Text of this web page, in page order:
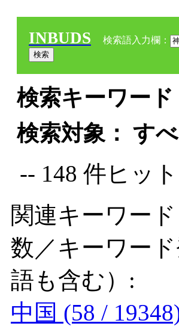
INBUDS 検索語入力欄：
検索キーワード
検索対象： す
-- 148 件ヒット
関連キーワー
数／キーワー
語も含む）:
中国 (58 /